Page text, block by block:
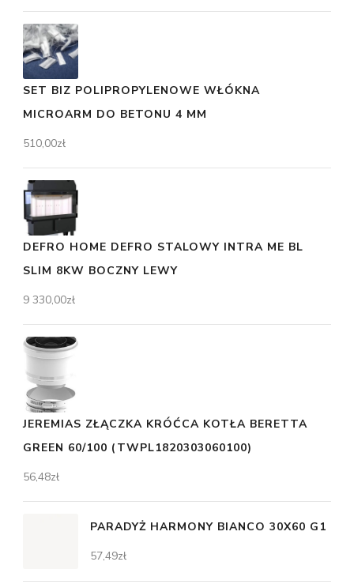
SET BIZ POLIPROPYLENOWE WŁÓKNA
MICROARM DO BETONU 4 MM
510,00zł
DEFRO HOME DEFRO STALOWY INTRA ME BL
SLIM 8KW BOCZNY LEWY
9 330,00zł
JEREMIAS ZŁĄCZKA KRÓĆCA KOTŁA BERETTA
GREEN 60/100 (TWPL1820303060100)
56,48zł
PARADYŻ HARMONY BIANCO 30X60 G1
57,49zł